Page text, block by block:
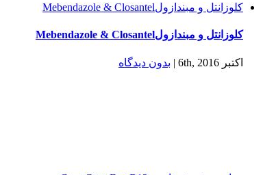
كلوزانتل و مبندازولMebendazole & Closantel
كلوزانتل و مبندازولMebendazole & Closantel
اکتبر 6th, 2016 | بدون ديدگاه